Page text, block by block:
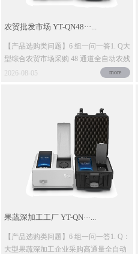
农贸批发市场 YT-QN48···...
【产品选购类问题】6 组一问一答1. Q大
型综合农贸市场采购 48 通道全自动农残
设备，云···
2026-08-05 more
果蔬深加工工厂 YT-QN···...
【产品选购类问题】6 组一问一答1. Q：
大型果蔬深加工企业采购高通量全自动